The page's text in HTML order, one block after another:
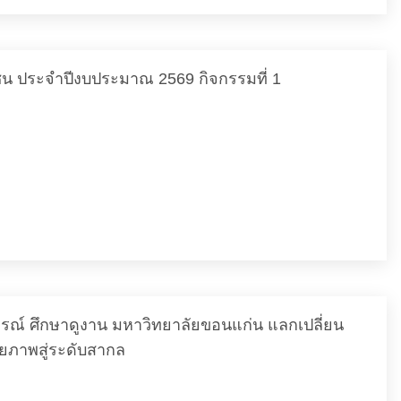
ประจำปีงบประมาณ 2569 กิจกรรมที่ 1
ณ์ ศึกษาดูงาน มหาวิทยาลัยขอนแก่น แลกเปลี่ยน
ภาพสู่ระดับสากล